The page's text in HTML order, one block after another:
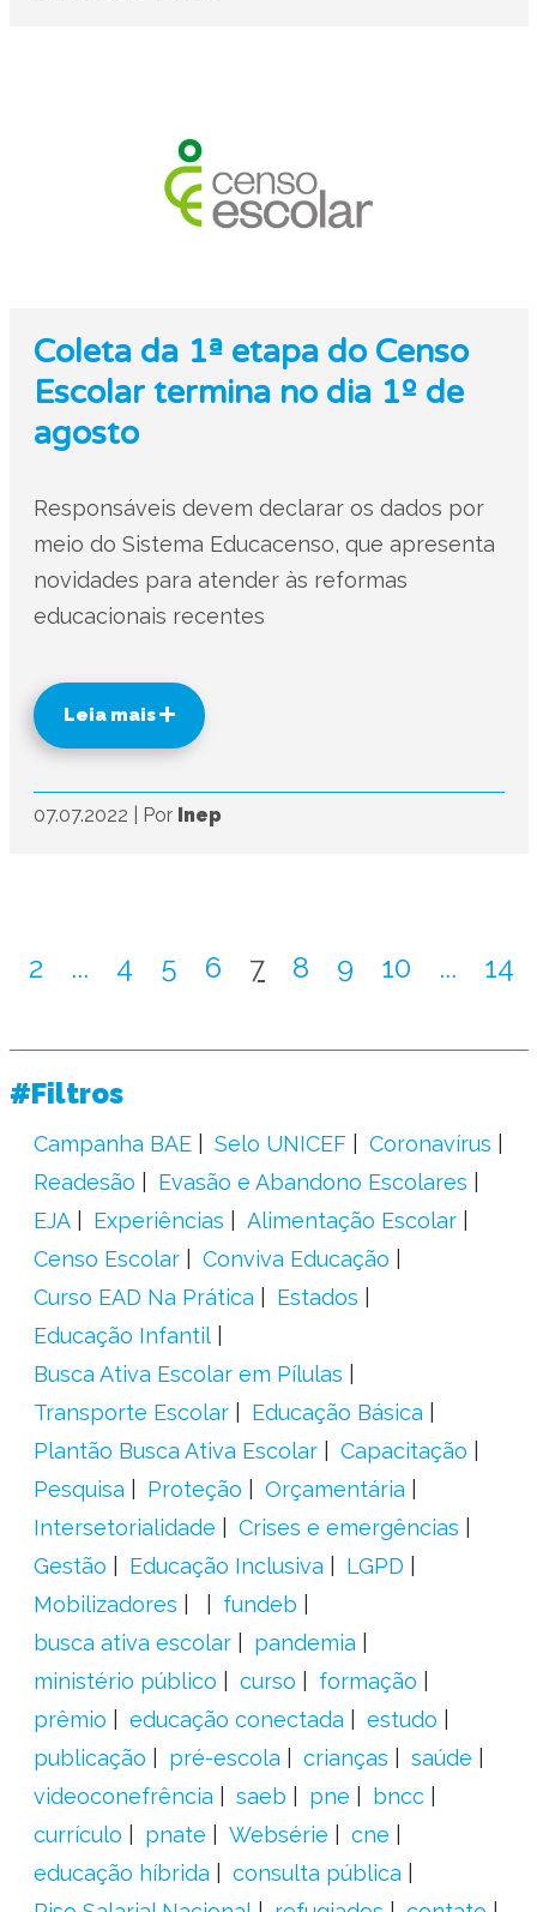
Coleta da 1ª etapa do Censo
Escolar termina no dia 1º de
agosto
Responsáveis devem declarar os dados por
meio do Sistema Educacenso, que apresenta
novidades para atender às reformas
educacionais recentes
Leia mais
07.07.2022 Por Inep
2 ... 4 5 6 7 8 9 10 ... 14
#Filtros
Campanha BAE Selo UNICEF
Coronavírus
Readesão
Evasão e Abandono Escolares
EJA
Experiências
Alimentação Escolar
Censo Escolar
Conviva Educação
Curso EAD Na Prática
Estados
Educação Infantil
Busca Ativa Escolar em Pílulas
Transporte Escolar
Educação Básica
Plantão Busca Ativa Escolar
Capacitação
Pesquisa
Proteção
Orçamentária
Intersetorialidade
Crises e emergências
Gestão
Educação Inclusiva
LGPD
Mobilizadores
fundeb
busca ativa escolar
pandemia
ministério público
curso
formação
prêmio
educação conectada
estudo
publicação
pré-escola crianças
saúde
videoconefrência
saeb pne
bncc
currículo
pnate Websérie
cne
educação híbrida
consulta pública